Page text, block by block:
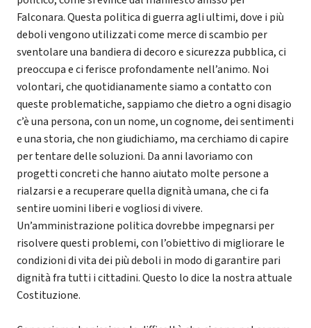
Falconara. Questa politica di guerra agli ultimi, dove i più
deboli vengono utilizzati come merce di scambio per
sventolare una bandiera di decoro e sicurezza pubblica, ci
preoccupa e ci ferisce profondamente nell’animo. Noi
volontari, che quotidianamente siamo a contatto con
queste problematiche, sappiamo che dietro a ogni disagio
c’è una persona, con un nome, un cognome, dei sentimenti
e una storia, che non giudichiamo, ma cerchiamo di capire
per tentare delle soluzioni. Da anni lavoriamo con
progetti concreti che hanno aiutato molte persone a
rialzarsi e a recuperare quella dignità umana, che ci fa
sentire uomini liberi e vogliosi di vivere.
Un’amministrazione politica dovrebbe impegnarsi per
risolvere questi problemi, con l’obiettivo di migliorare le
condizioni di vita dei più deboli in modo di garantire pari
dignità fra tutti i cittadini. Questo lo dice la nostra attuale
Costituzione.